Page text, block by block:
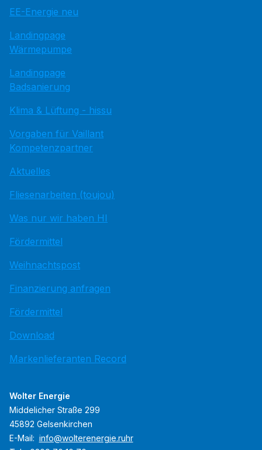
EE-Energie neu
Landingpage
Wärmepumpe
Landingpage
Badsanierung
Klima & Lüftung - hissu
Vorgaben für Vaillant
Kompetenzpartner
Aktuelles
Fliesenarbeiten (toujou)
Was nur wir haben HI
Fördermittel
Weihnachtspost
Finanzierung anfragen
Fördermittel
Download
Markenlieferanten Record
Wolter Energie
Middelicher Straße 299
45892 Gelsenkirchen
E-Mail: info@wolterenergie.ruhr